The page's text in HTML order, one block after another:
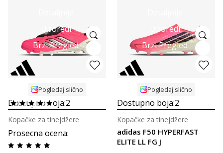
Uporedi
Brzi Pregled
Pogledaj slično
Dostupno boja:2
Prosecna ocena:
Kopačke za tinejdžere
Uporedi
Brzi Pregled
Pogledaj slično
Dostupno boja:2
adidas F50 HYPERFAST
ELITE LL FG J
Kopačke za tinejdžere